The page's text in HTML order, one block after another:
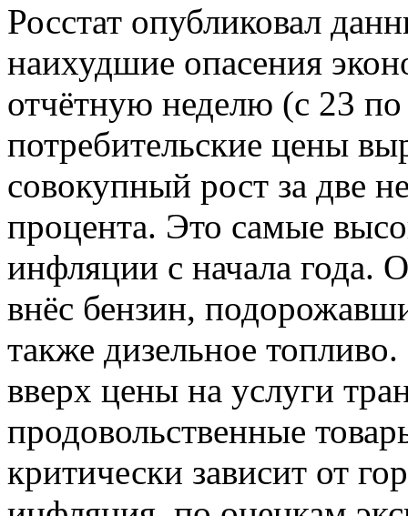
Росстат опубликовал
наихудшие опасения
отчётную неделю (с 23
потребительские цены
совокупный рост за две
процента. Это самые
инфляции с начала года.
внёс бензин,
также дизельное
вверх цены на услуги
продовольственные
критически зависит от